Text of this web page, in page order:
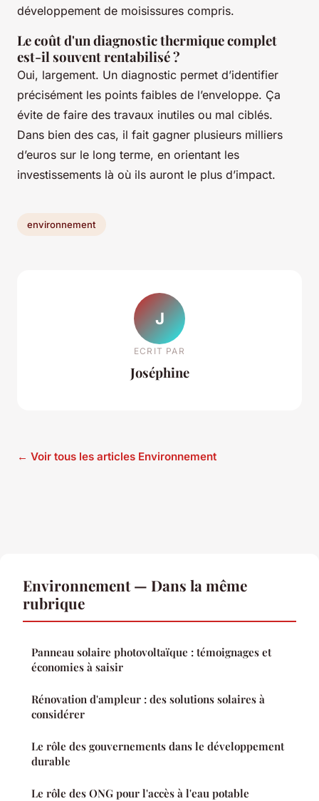
développement de moisissures compris.
Le coût d'un diagnostic thermique complet
est-il souvent rentabilisé ?
Oui, largement. Un diagnostic permet d’identifier
précisément les points faibles de l’enveloppe. Ça
évite de faire des travaux inutiles ou mal ciblés.
Dans bien des cas, il fait gagner plusieurs milliers
d’euros sur le long terme, en orientant les
investissements là où ils auront le plus d’impact.
environnement
J
ECRIT PAR
Joséphine
← Voir tous les articles Environnement
Environnement — Dans la même
rubrique
Panneau solaire photovoltaïque : témoignages et
économies à saisir
Rénovation d'ampleur : des solutions solaires à
considérer
Le rôle des gouvernements dans le développement
durable
Le rôle des ONG pour l'accès à l'eau potable